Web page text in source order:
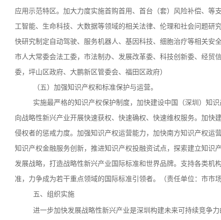
应用示范特区。加大力度实施首购首用、首台（套）风险补偿、
工智能、生命科技、大数据等领域的相关法律、伦理和社会问题
快研究制定自动驾驶、服务机器人、基因科技、细胞治疗等相关安
市人大常委会法工委，市法制办、发展改革委、科技创新委、经贸
委，坪山区政府、大鹏新区管委会、福田区政府）
（五）加强知识产权和标准保护与运营。
实施最严格的知识产权保护制度，加快建设中国（深圳）知
向战略性新兴产业开展快速获权、快速确权、快速维权服务。加
侵权者的惩戒力度。加强知识产权运营能力，加快南方知识产权运
知识产权金融服务创新，推进知识产权投融资试点，探索建立知识
发展战略，打造战略性新兴产业国际标准和世界品牌。支持各类机
准，力争成为若干重点领域的国际标准引领者。（责任单位：市市
五、组织实施
进一步加快发展战略性新兴产业是深圳构建未来可持续竞争